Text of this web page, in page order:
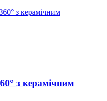
з керамічним